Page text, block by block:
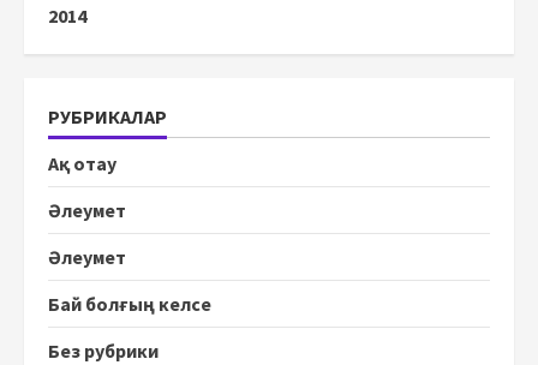
2014
РУБРИКАЛАР
Ақ отау
Әлеумет
Әлеумет
Бай болғың келсе
Без рубрики